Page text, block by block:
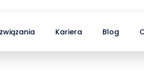
Kariera Blog